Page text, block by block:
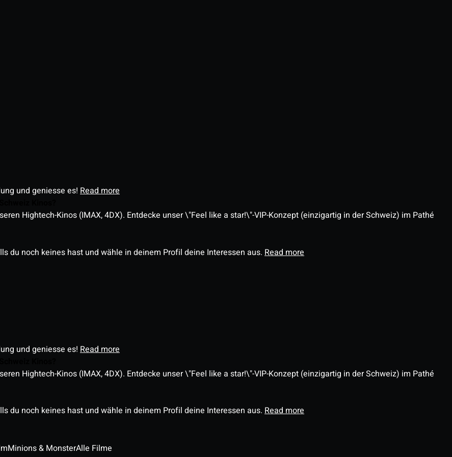
und geniesse es! Read more
Hightech-Kinos (IMAX, 4DX). Entdecke unser \"Feel like a star!\"-VIP-Konzept (einzigartig in der Schweiz) im Pathé
du noch keines hast und wähle in deinem Profil deine Interessen aus. Read more
und geniesse es! Read more
Hightech-Kinos (IMAX, 4DX). Entdecke unser \"Feel like a star!\"-VIP-Konzept (einzigartig in der Schweiz) im Pathé
du noch keines hast und wähle in deinem Profil deine Interessen aus. Read more
Minions & MonsterAlle Filme